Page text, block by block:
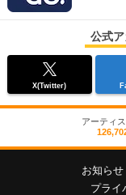
公式
X(Twitter)
アーティ
お知らせ
プライ